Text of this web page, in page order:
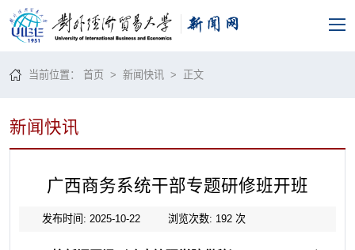
当前位置：首页 >新闻快讯 > 正文
新闻快讯
广西商务系统干部专题研修班开班
发布时间: 2025-10-22 浏览次数: 192次